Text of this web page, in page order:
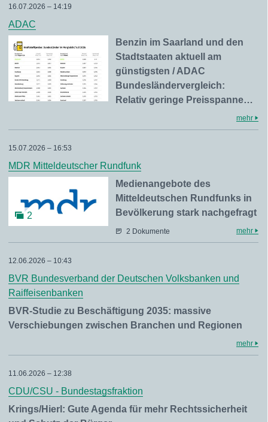
16.07.2026 – 14:19
ADAC
Benzin im Saarland und den
Stadtstaaten aktuell am
günstigsten / ADAC
Bundesländervergleich:
Relativ geringe Preisspanne…
mehr
15.07.2026 – 16:53
MDR Mitteldeutscher Rundfunk
2
Medienangebote des
Mitteldeutschen Rundfunks in
Bevölkerung stark nachgefragt
2 Dokumente mehr
12.06.2026 – 10:43
BVR Bundesverband der Deutschen Volksbanken und
Raiffeisenbanken
BVR-Studie zu Beschäftigung 2035: massive
Verschiebungen zwischen Branchen und Regionen
mehr
11.06.2026 – 12:38
CDU/CSU - Bundestagsfraktion
Krings/Hierl: Gute Agenda für mehr Rechtssicherheit